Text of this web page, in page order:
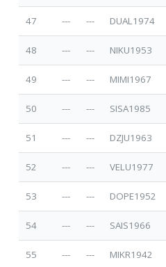
47 --- --- DUAL1974
48 --- --- NIKU1953
49 --- --- MIMI1967
50 --- --- SISA1985
51 --- --- DZJU1963
52 --- --- VELU1977
53 --- --- DOPE1952
54 --- --- SAIS1966
55 --- --- MIKR1942